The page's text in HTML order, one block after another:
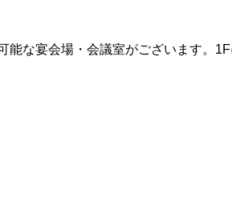
な宴会場・会議室がございます。